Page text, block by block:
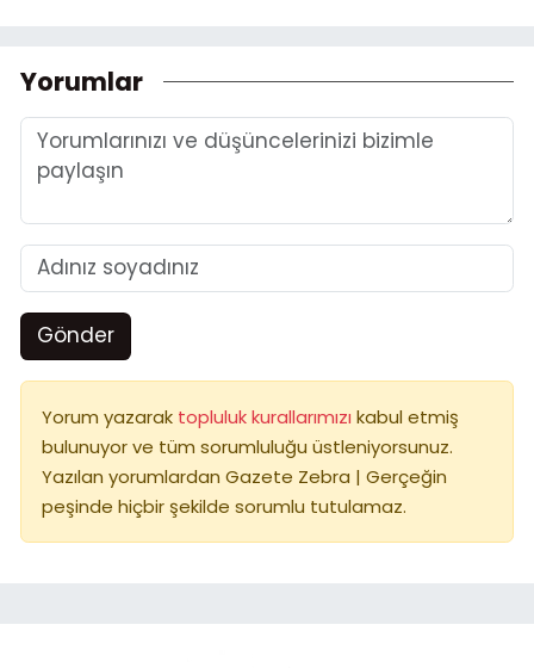
Yorumlar
Gönder
Yorum yazarak topluluk kurallarımızı kabul etmiş
bulunuyor ve tüm sorumluluğu üstleniyorsunuz.
Yazılan yorumlardan Gazete Zebra | Gerçeğin
peşinde hiçbir şekilde sorumlu tutulamaz.